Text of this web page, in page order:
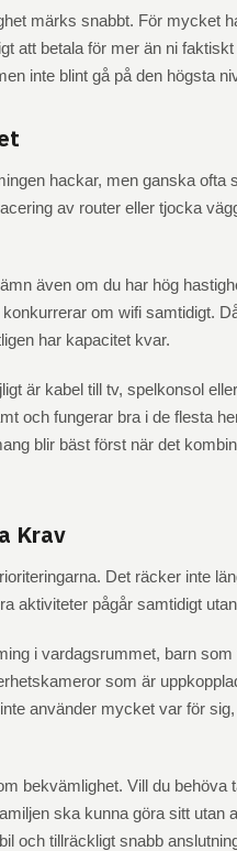
märks snabbt. För mycket
att betala för mer än ni faktiskt
inte blint gå på den högsta
hackar, men ganska ofta
av router eller tjocka
även om du har hög
om wifi samtidigt.
har kapacitet kvar.
är kabel till tv, spelkonsol eller
och fungerar bra i de flesta
blir bäst först när det
Krav
Det räcker inte
aktiviteter pågår samtidigt
i vardagsrummet, barn som
som är
använder mycket var för
bekvämlighet. Vill du behöva
ska kunna göra sitt utan
och tillräckligt snabb